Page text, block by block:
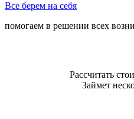
Все берем на себя
помогаем в решении всех
Рассчитать
Займет